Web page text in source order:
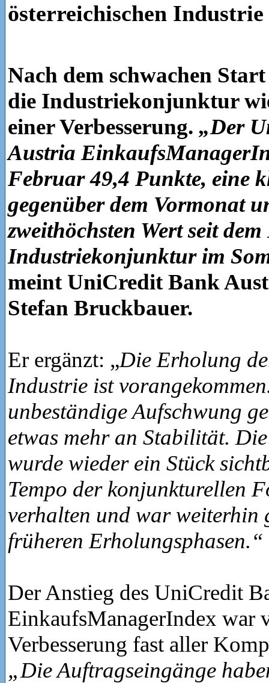
österreichischen Industrie
Nach dem schwachen
die Industriekonjunktur
einer Verbesserung. „Der
Austria
Februar 49,4 Punkte, eine
gegenüber dem Vormonat
zweithöchsten Wert seit
Industriekonjunktur im
meint UniCredit Bank
Stefan Bruckbauer.
Er ergänzt: „Die Erholung
Industrie ist
unbeständige Aufschwung
etwas mehr an Stabilität.
wurde wieder ein Stück
Tempo der konjunkturellen
verhalten und war weiterhin
früheren Erholungsphasen.“
Der Anstieg des UniCredit
EinkaufsManagerIndex war
Verbesserung fast aller
„Die Auftragseingänge